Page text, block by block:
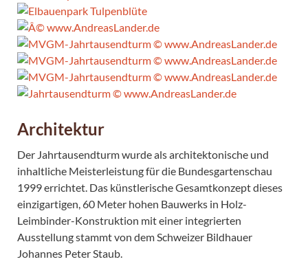
Architektur
Der Jahrtausendturm wurde als architektonische und
inhaltliche Meisterleistung für die Bundesgartenschau
1999 errichtet. Das künstlerische Gesamtkonzept dieses
einzigartigen, 60 Meter hohen Bauwerks in Holz-
Leimbinder-Konstruktion mit einer integrierten
Ausstellung stammt von dem Schweizer Bildhauer
Johannes Peter Staub.